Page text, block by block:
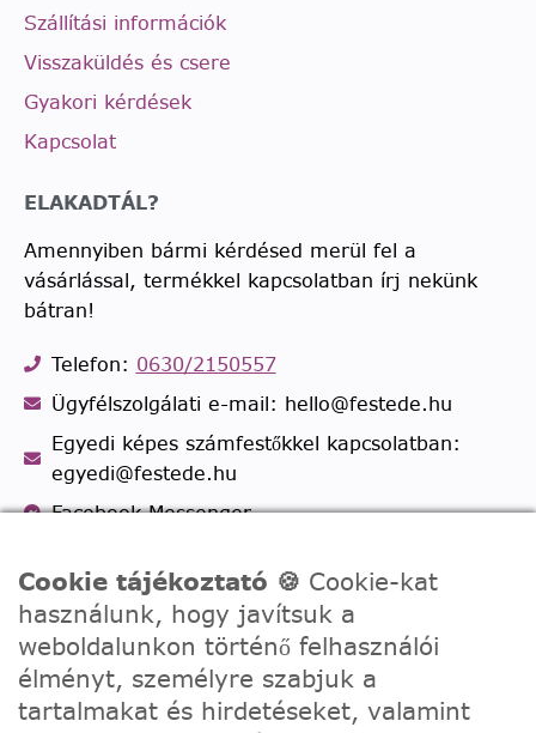
Szállítási információk
Visszaküldés és csere
Gyakori kérdések
Kapcsolat
ELAKADTÁL?
Amennyiben bármi kérdésed merül fel a
vásárlással, termékkel kapcsolatban írj nekünk
bátran!
Telefon: 0630/2150557
Ügyfélszolgálati e-mail: hello@festede.hu
Egyedi képes számfestőkkel kapcsolatban:
egyedi@festede.hu
Facebook Messenger
Cookie tájékoztató 🍪 Cookie-kat
használunk, hogy javítsuk a
weboldalunkon történő felhasználói
élményt, személyre szabjuk a
tartalmakat és hirdetéseket, valamint